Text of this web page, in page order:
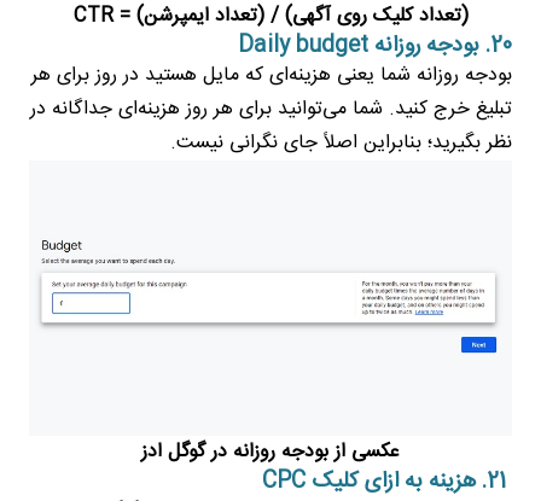
(تعداد کلیک روی آگهی) / (تعداد ایمپرشن) = CTR
20. بودجه روزانه Daily budget
بودجه روزانه شما یعنی هزینه‌ای که مایل هستید در روز برای هر
تبلیغ خرج کنید. شما می‌توانید برای هر روز هزینه‌ای جداگانه در
نظر بگیرید؛ بنابراین اصلاً جای نگرانی نیست.
عکسی از بودجه روزانه در گوگل ادز